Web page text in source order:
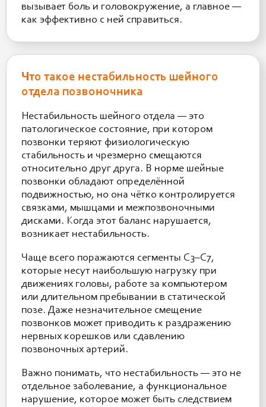
вызывает боль и головокружение, а главное —
как эффективно с ней справиться.
Что такое нестабильность шейного
отдела позвоночника
Нестабильность шейного отдела — это
патологическое состояние, при котором
позвонки теряют физиологическую
стабильность и чрезмерно смещаются
относительно друг друга. В норме шейные
позвонки обладают определённой
подвижностью, но она чётко контролируется
связками, мышцами и межпозвоночными
дисками. Когда этот баланс нарушается,
возникает нестабильность.
Чаще всего поражаются сегменты C3–C7,
которые несут наибольшую нагрузку при
движениях головы, работе за компьютером
или длительном пребывании в статической
позе. Даже незначительное смещение
позвонков может приводить к раздражению
нервных корешков или сдавлению
позвоночных артерий.
Важно понимать, что нестабильность — это не
отдельное заболевание, а функциональное
нарушение, которое может быть следствием